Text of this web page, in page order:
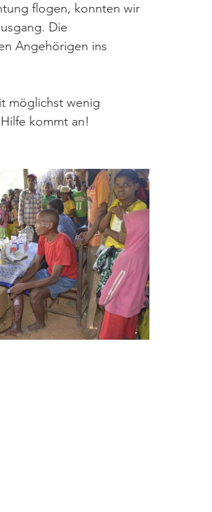
flogen, konnten wir
Die
Angehörigen ins
möglichst wenig
kommt an!